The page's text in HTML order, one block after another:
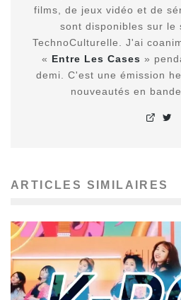
films, de jeux vidéo et de
sont disponibles sur le
TechnoCulturelle. J'ai
« Entre Les Cases »
demi. C'est une émission
nouveautés en
ARTICLES SIMILAIRES